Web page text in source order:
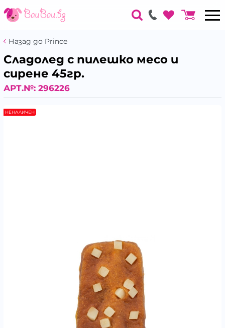
Назад до Prince
Сладолед с пилешко месо и
сирене 45гр.
АРТ.№: 296226
НЕНАЛИЧЕН